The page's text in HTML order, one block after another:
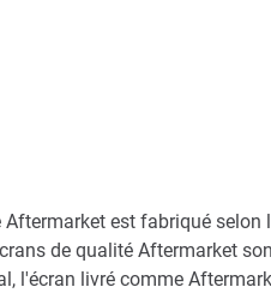
Aftermarket est fabriqué selon
de qualité Aftermarket
l'écran livré comme